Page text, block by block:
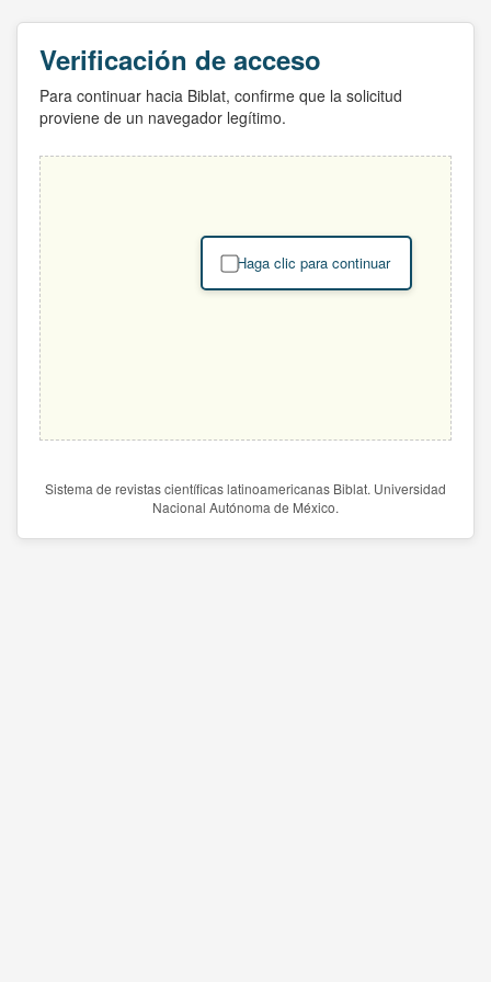
Verificación de acceso
Para continuar hacia Biblat, confirme que la solicitud
proviene de un navegador legítimo.
Haga clic para continuar
Sistema de revistas científicas latinoamericanas Biblat. Universidad
Nacional Autónoma de México.